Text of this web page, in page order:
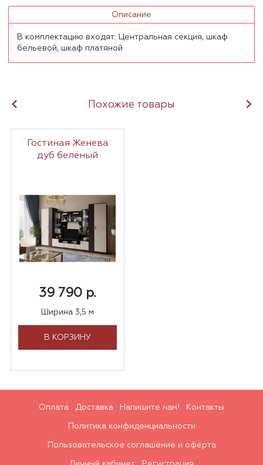
Описание
В комплектацию входят: Центральная секция, шкаф
бельевой, шкаф платяной.
Похожие товары
Гостиная Женева
дуб белёный
39 790 р.
Ширина 3,5 м
В КОРЗИНУ
Оплата Доставка Напишите нам! Контакты
Политика конфиденциальности
Пользовательское соглашение и оферта